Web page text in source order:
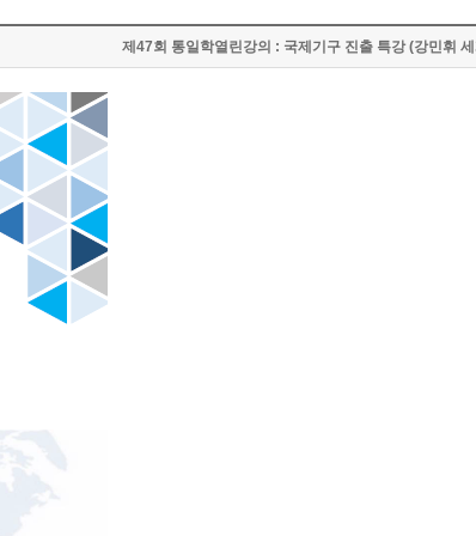
제47회 통일학열린강의 : 국제기구 진출 특강 (강민휘